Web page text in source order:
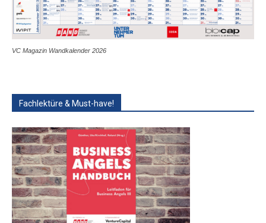
VC Magazin Wandkalender 2026
Fachlektüre & Must-have!